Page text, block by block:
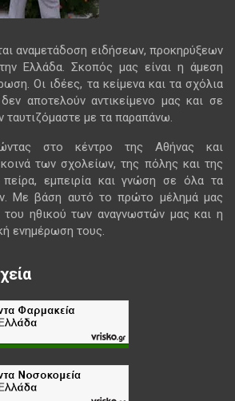
αναμετάδοση ειδήσεων, προκηρύξεων
Ελλάδα. Σκοπός μας είναι η άμεση
Οι ιδέες, τα κείμενα και τα σχόλια
αποτελούν αντικείμενο μας και σε
ταυτιζόμαστε με τα παραπάνω.
στο κέντρο της Αθήνας και
των σχολείων, της πόλης και της
εμπειρία και γνώση σε όλα τα
Με βάση αυτό το πρώτο μέλημά μας
του ηθικού των αναγνωστών μας και η
ενημέρωση τους.